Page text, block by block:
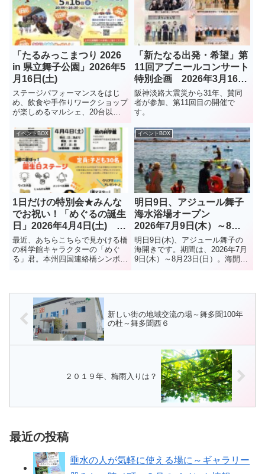
「たるみっこまつり 2026
in 県立舞子公園」2026年5
月16日(土)
ステージパフォーマンスをはじ
め、飲食や手作りワークショップ
が楽しめるマルシェ、20台以上
イベント、会場内を巡る謎解きラ
リーなど、多彩なプログラムを用
意。まだ予定が決まっていない人
はぜひ！
「新たなる出発・希望」第
11回アブニールコンサート
特別企画 2026年3月16日
(月) 垂水区役所1階ロビー
阪神淡路大震災から31年、賛同
者が参加、第11回目の開催で
す。
イベントBOX
1日だけの特別会★みんな
でお祝い！「めぐるの誕生
日」2026年4月4日(土) 橋
の科学館
最近、あちらこちらで見かける橋
の科学館キャラクターの「めぐ
る」君。本州四国連絡橋シンボル
催されたコンサートにも出演
イベントBOX
明日9日、アジュール舞子
海水浴場オープン
2026年7月9日(木）～8月
23日(日）
明日9日(木)、アジュール舞子の
海開きです。期間は、2026年7月
9日(木）～8月23日(日）。海開き
新しい街の地域交流の場～舞多聞100年
の杜～舞多聞西６
２０１９年、梅雨入りは？
最近の投稿
垂水の人が気軽に使える場に～ギャラリー